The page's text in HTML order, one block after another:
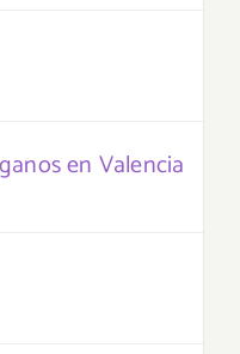
en Valencia